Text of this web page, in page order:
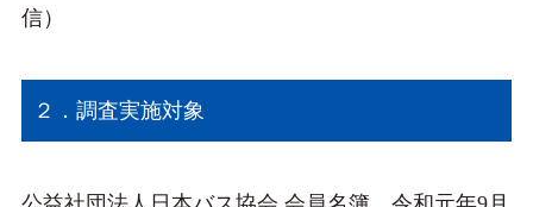
信）
２．調査実施対象